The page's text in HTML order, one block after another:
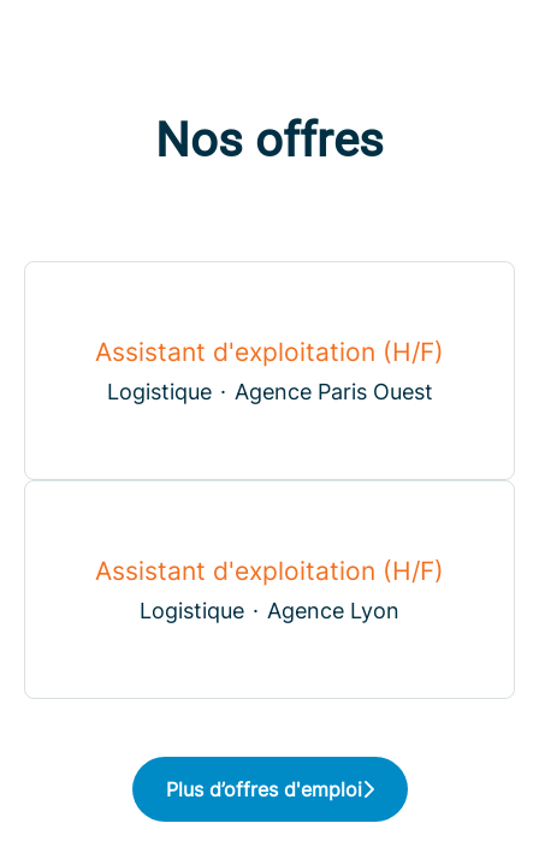
Nos offres
Assistant d'exploitation (H/F)
Logistique · Agence Paris Ouest
Assistant d'exploitation (H/F)
Logistique · Agence Lyon
Plus d’offres d'emploi